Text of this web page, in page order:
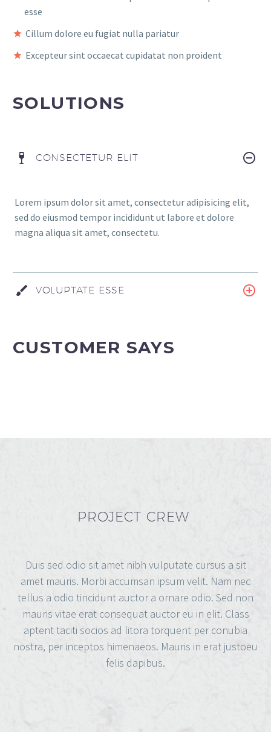
esse
Cillum dolore eu fugiat nulla pariatur
Excepteur sint occaecat cupidatat non proident
SOLUTIONS
CONSECTETUR ELIT
Lorem ipsum dolor sit amet, consectetur adipisicing elit,
sed do eiusmod tempor incididunt ut labore et dolore
magna aliqua sit amet, consectetu.
VOLUPTATE ESSE
CUSTOMER SAYS
PROJECT CREW
Duis sed odio sit amet nibh vulputate cursus a sit
amet mauris. Morbi accumsan ipsum velit. Nam nec
tellus a odio tincidunt auctor a ornare odio. Sed non
mauris vitae erat consequat auctor eu in elit. Class
aptent taciti socios ad litora torquent per conubia
nostra, per inceptos himenaeos. Mauris in erat justoeu
felis dapibus.